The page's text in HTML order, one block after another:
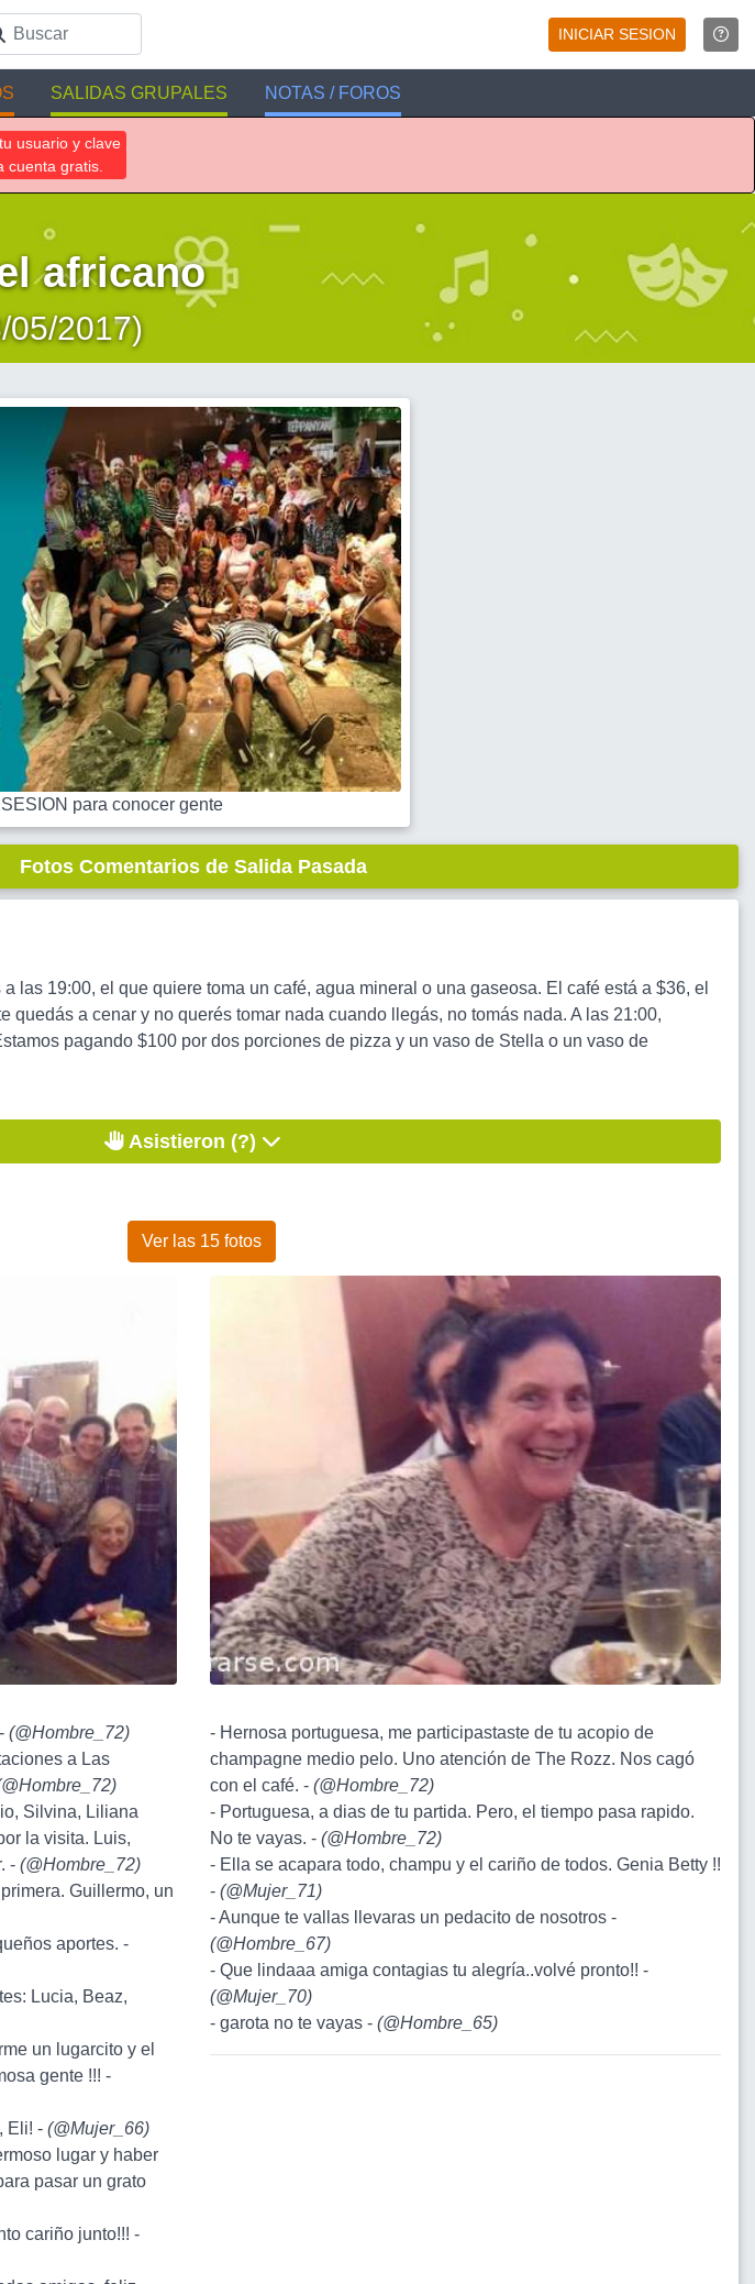
INICIAR SESION
SALIDAS GRUPALES NOTAS / FOROS
usuario y clave
cuenta gratis.
africano
05/2017)
para conocer gente
Fotos Comentarios de Salida Pasada
las 19:00, el que quiere toma un café, agua mineral o una gaseosa. El café está a $36, el
quedás a cenar y no querés tomar nada cuando llegás, no tomás nada. A las 21:00,
pagando $100 por dos porciones de pizza y un vaso de Stella o un vaso de
Asistieron (?)
Ver las 15 fotos
(@Hombre_72)
a Las
@Hombre_72)
Silvina, Liliana
la visita. Luis,
- (@Hombre_72)
Guillermo, un
aportes. -
Lucia, Beaz,
un lugarcito y el
gente !!! -
Eli! - (@Mujer_66)
lugar y haber
pasar un grato
cariño junto!!! -
- Hernosa portuguesa, me participastaste de tu acopio de
champagne medio pelo. Uno atención de The Rozz. Nos cagó
con el café. - (@Hombre_72)
- Portuguesa, a dias de tu partida. Pero, el tiempo pasa rapido.
No te vayas. - (@Hombre_72)
- Ella se acapara todo, champu y el cariño de todos. Genia Betty !!
- (@Mujer_71)
- Aunque te vallas llevaras un pedacito de nosotros -
(@Hombre_67)
- Que lindaaa amiga contagias tu alegría..volvé pronto!! -
(@Mujer_70)
- garota no te vayas - (@Hombre_65)